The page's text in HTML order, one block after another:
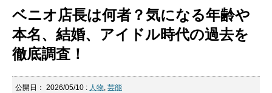
ベニオ店長は何者？気になる年齢や
本名、結婚、アイドル時代の過去を
徹底調査！
公開日： 2026/05/10 : 人物, 芸能